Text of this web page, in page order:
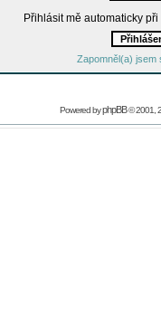
Přihlásit mě automaticky
Zapomněl(a) jsem
Powered byphpBB© 2001,